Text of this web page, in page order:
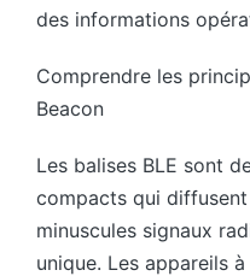
des informations
Comprendre les
Beacon
Les balises BLE sont
compacts qui
minuscules signaux
unique. Les appareils